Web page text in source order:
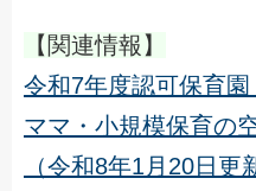
【関連情報】
令和7年度認可保育
ママ・小規模保育の
（令和8年1月20日更